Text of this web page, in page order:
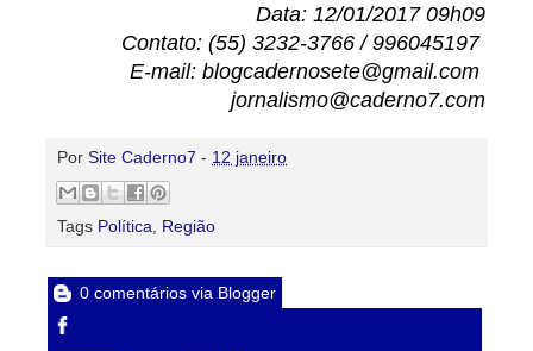
Data: 12/01/2017 09h09
Contato: (55) 3232-3766 / 996045197
E-mail: blogcadernosete@gmail.com
jornalismo@caderno7.com
Por Site Caderno7 - 12 janeiro
Tags Política Região
0 comentários via Blogger